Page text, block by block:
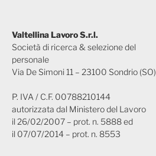
Valtellina Lavoro S.r.l.
Società di ricerca & selezione del
personale
Via De Simoni 11 – 23100 Sondrio (SO)
P. IVA / C.F. 00788210144
autorizzata dal Ministero del Lavoro
il 26/02/2007 – prot. n. 5888 ed
il 07/07/2014 – prot. n. 8553